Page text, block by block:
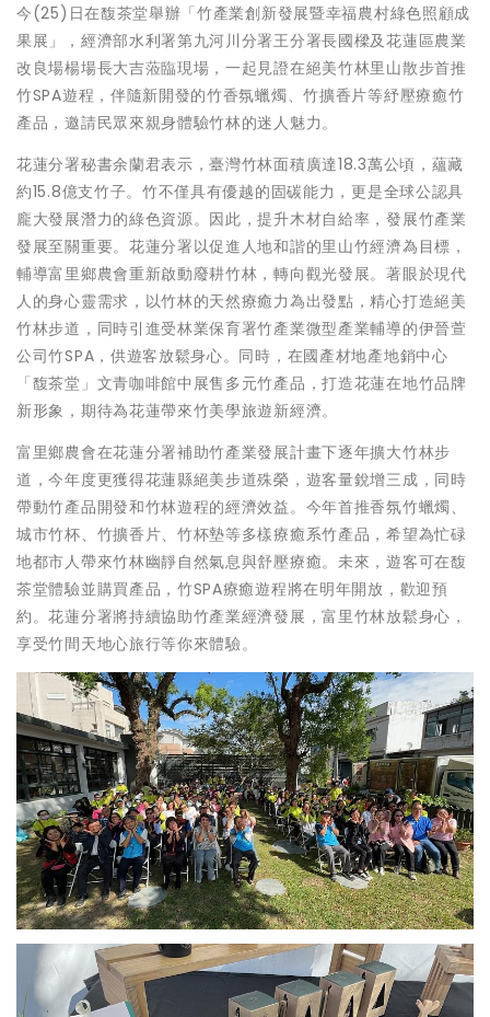
今(25)日在馥茶堂舉辦「竹產業創新發展暨幸福農村綠色照顧成
果展」，經濟部水利署第九河川分署王分署長國樑及花蓮區農業
改良場楊場長大吉蒞臨現場，一起見證在絕美竹林里山散步首推
竹SPA遊程，伴隨新開發的竹香氛蠟燭、竹擴香片等紓壓療癒竹
產品，邀請民眾來親身體驗竹林的迷人魅力。
花蓮分署秘書余蘭君表示，臺灣竹林面積廣達18.3萬公頃，蘊藏
約15.8億支竹子。竹不僅具有優越的固碳能力，更是全球公認具
龐大發展潛力的綠色資源。因此，提升木材自給率，發展竹產業
發展至關重要。花蓮分署以促進人地和諧的里山竹經濟為目標，
輔導富里鄉農會重新啟動廢耕竹林，轉向觀光發展。著眼於現代
人的身心靈需求，以竹林的天然療癒力為出發點，精心打造絕美
竹林步道，同時引進受林業保育署竹產業微型產業輔導的伊晉萱
公司竹SPA，供遊客放鬆身心。同時，在國產材地產地銷中心
「馥茶堂」文青咖啡館中展售多元竹產品，打造花蓮在地竹品牌
新形象，期待為花蓮帶來竹美學旅遊新經濟。
富里鄉農會在花蓮分署補助竹產業發展計畫下逐年擴大竹林步
道，今年度更獲得花蓮縣絕美步道殊榮，遊客量銳增三成，同時
帶動竹產品開發和竹林遊程的經濟效益。今年首推香氛竹蠟燭、
城市竹杯、竹擴香片、竹杯墊等多樣療癒系竹產品，希望為忙碌
地都市人帶來竹林幽靜自然氣息與舒壓療癒。未來，遊客可在馥
茶堂體驗並購買產品，竹SPA療癒遊程將在明年開放，歡迎預
約。花蓮分署將持續協助竹產業經濟發展，富里竹林放鬆身心，
享受竹間天地心旅行等你來體驗。